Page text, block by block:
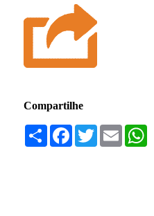
Compartilhe
Compartilhar
Facebook
TwitterEmail